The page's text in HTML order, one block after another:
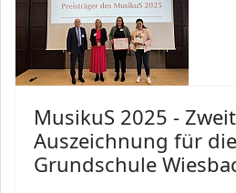
MusikuS 2025 -
Auszeichnung für
Grundschule